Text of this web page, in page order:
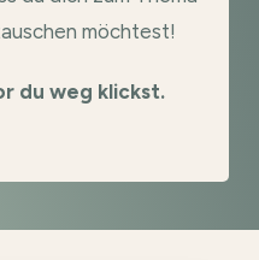
möchtest!
du weg klickst.